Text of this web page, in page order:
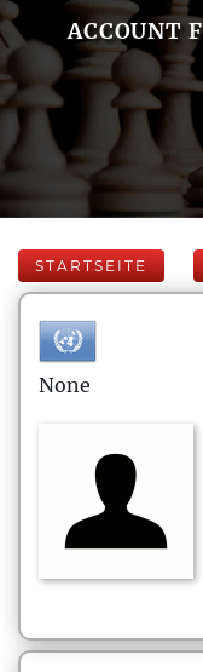
ACCOUNT
STARTSEITE
None